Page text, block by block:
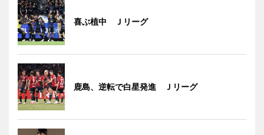
喜ぶ植中 Ｊリーグ
鹿島、逆転で白星発進 Ｊリーグ